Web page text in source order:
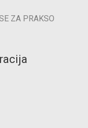
ZA PRAKSO